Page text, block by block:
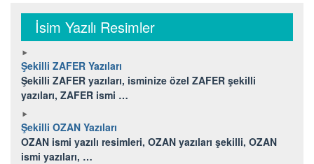
İsim Yazılı Resimler
Şekilli ZAFER Yazıları
Şekilli ZAFER yazıları, isminize özel ZAFER şekilli
yazıları, ZAFER ismi …
Şekilli OZAN Yazıları
OZAN ismi yazılı resimleri, OZAN yazıları şekilli, OZAN
ismi yazıları, …